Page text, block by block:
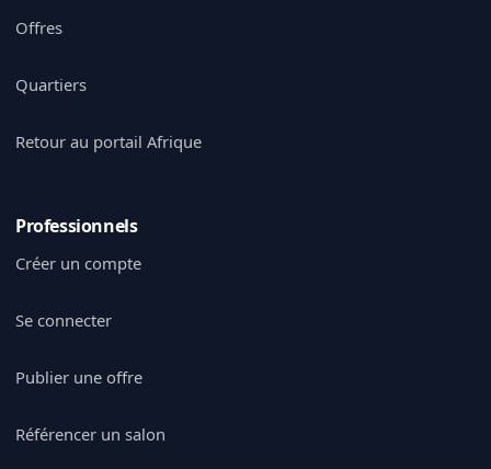
Offres
Quartiers
Retour au portail Afrique
Professionnels
Créer un compte
Se connecter
Publier une offre
Référencer un salon